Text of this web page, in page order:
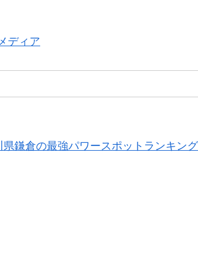
県鎌倉の最強パワースポットランキン